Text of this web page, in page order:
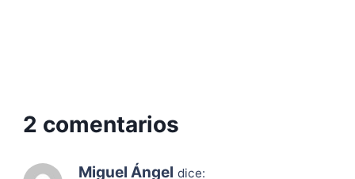
2 comentarios
Miguel Ángel dice: